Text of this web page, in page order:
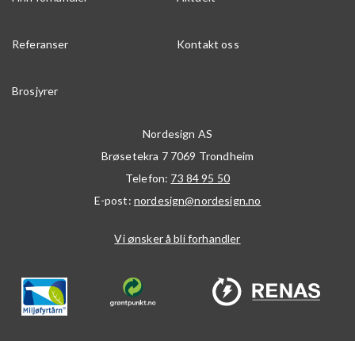
Referanser Kontakt oss
Brosjyrer
Nordesign AS
Brøsetekra 7 7069 Trondheim
Telefon: 73 84 95 50
E-post: nordesign@nordesign.no
Vi ønsker å bli forhandler